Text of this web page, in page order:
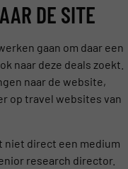
DE SITE
gaan om daar een
naar deze deals zoekt.
naar de website,
op travel websites van
niet direct een medium
research director.